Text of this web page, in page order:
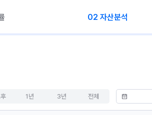
02 자산분석
1년 3년 전체